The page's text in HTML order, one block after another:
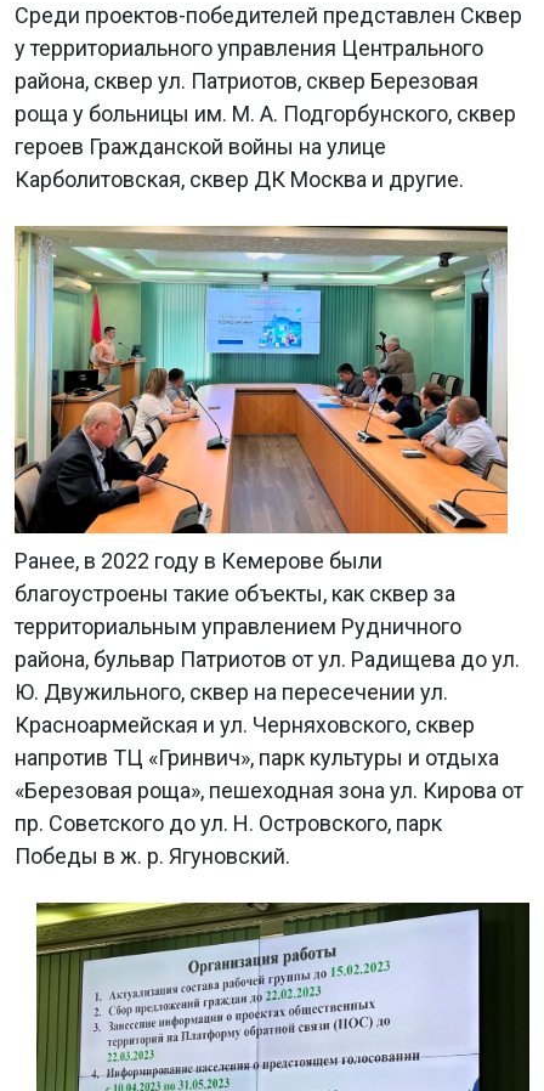
Среди проектов-победителей представлен Сквер
у территориального управления Центрального
района, сквер ул. Патриотов, сквер Березовая
роща у больницы им. М. А. Подгорбунского, сквер
героев Гражданской войны на улице
Карболитовская, сквер ДК Москва и другие.
Ранее, в 2022 году в Кемерове были
благоустроены такие объекты, как сквер за
территориальным управлением Рудничного
района, бульвар Патриотов от ул. Радищева до ул.
Ю. Двужильного, сквер на пересечении ул.
Красноармейская и ул. Черняховского, сквер
напротив ТЦ «Гринвич», парк культуры и отдыха
«Березовая роща», пешеходная зона ул. Кирова от
пр. Советского до ул. Н. Островского, парк
Победы в ж. р. Ягуновский.